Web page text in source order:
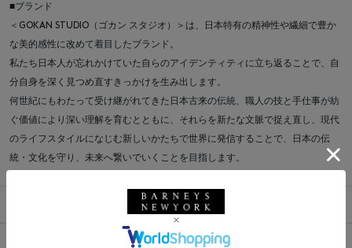
■ブランド
＜GOKAN STUDIO（ゴカン スタジオ）＞は、日本特有の精神性や繊細で豊か
な美的感性に改めて着目したブランド。
私たち日本人が忘れかけていた自らのアイデンティティに立ち返ることで、自
分自身を深く見つめ直すきっかけを生み出します。
何世紀にもわたって受け継がれてきた日本古来の伝統、職人の技と手仕事が紡
ぐ価値により深い理解を育むとともに、それらを新たな文脈で捉え直し、現代
のライフスタイルになじむ新しいかたちで世界に発信することで、日本の伝
統・文化を守り、未来へ繋いでいくことを目指します。